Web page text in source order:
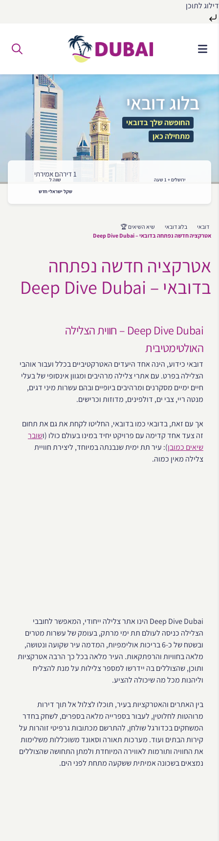
דילוג לתוכן
התוכן
בלוג דובאי
החופשה שלך בדובאי
מתחילה כאן
ירושלים + 1 שעה
1 דירהם אמירתי
שווה ל
שקל ישראלי חדש
דובאי בלוג דובאי
שיא השיאים 🏆
אטרקציה חדשה נפתחה בדובאי – Deep Dive Dubai
אטרקציה חדשה נפתחה
בדובאי – Deep Dive Dubai
Deep Dive Dubai – חווית הצלילה
האולטימטיבית
דובאי כידוע, הינה אחד היעדים האטרקטיביים בכלל ועבור אוהבי
הצלילה בפרט. עם אתרי צלילה מרהיבים ומגוון אינסופי של בעלי
חיים ימיים מסקרנים ומרהיבים ביופיים ובהם עשרות מיני דגים,
מנטה ריי, צבי ים, דולפינים, מדוזות וכרישים.
אך עם זאת, בדובאי כמו בדובאי, החליטו לקחת את גם את תחום
זה צעד אחד קדימה עם פרויקט יחיד במינו בעולם כולו (ושובר
שיאים כמובן): עיר תת ימית שנבנתה במיוחד, ליצירת חוויית
צלילה מאין כמוה.
Deep Dive Dubai הינו אתר צלילה ייחודי, המאפשר לחובבי
הצלילה כניסה לעולם תת ימי מרתק, בעומק של עשרות מטרים
ובשטח של כ-6 בריכות אולימפיות, המדמה עיר שקועה ונטושה,
מלאה בחוויות והרפתקאות. העיר מלאה בכל כך הרבה אטרקציות
ותוכן, שהצוללים בה יידרשו למספר צלילות על מנת להצליח
וליהנות מכל מה שיכולה להציע.
בין האתרים והאטרקציות בעיר, תוכלו לצלול אל תוך דירות
מרוהטות לחלוטין, לעבור בספרייה מלאה בספרים, לשחק בחדר
המשחקים בכדורגל שולחן, להתרשם מכתובות גרפיטי זוהרות על
קירות הבתים ועוד. מערכות תאורה וסאונד משוכללות משלימות
את החוויה ותורמות לאווירה המיוחדת ולמתן התחושה שהצוללים
נמצאים בשכונה אמיתית ששקעה מתחת לפני הים.